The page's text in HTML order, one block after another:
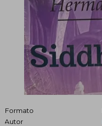
Formato
Autor